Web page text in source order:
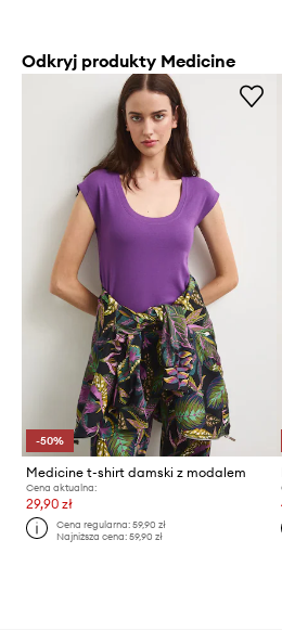
Odkryj produkty Medicine
-50%
Medicine t-shirt damski z modalem
Cena aktualna:
29,90 zł
Cena regularna:59,90 zł
Najniższa cena:59,90 zł